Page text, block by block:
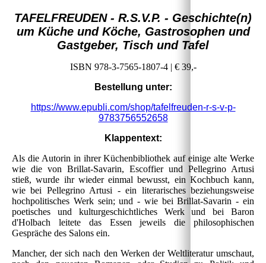
TAFELFREUDEN - R.S.V.P. - Geschichte(n)
um Küche und Köche, Gastrosophen und
Gastgeber, Tisch und Tafel
ISBN 978-3-7565-1807-4 | € 39,-
Bestellung unter:
https://www.epubli.com/shop/tafelfreuden-r-s-v-p-
9783756552658
Klappentext:
Als die Autorin in ihrer Küchenbibliothek auf einige alte Werke
wie die von Brillat-Savarin, Escoffier und Pellegrino Artusi
stieß, wurde ihr wieder einmal bewusst, ein Kochbuch kann,
wie bei Pellegrino Artusi - ein literarisches beziehungsweise
hochpolitisches Werk sein; und - wie bei Brillat-Savarin - ein
poetisches und kulturgeschichtliches Werk und bei Baron
d'Holbach leitete das Essen jeweils die philosophischen
Gespräche des Salons ein.
Mancher, der sich nach den Werken der Weltliteratur umschaut,